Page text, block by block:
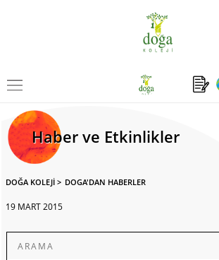
Haber ve Etkinlikler
DOĞA KOLEJİ > DOGA'DAN HABERLER
19 MART 2015